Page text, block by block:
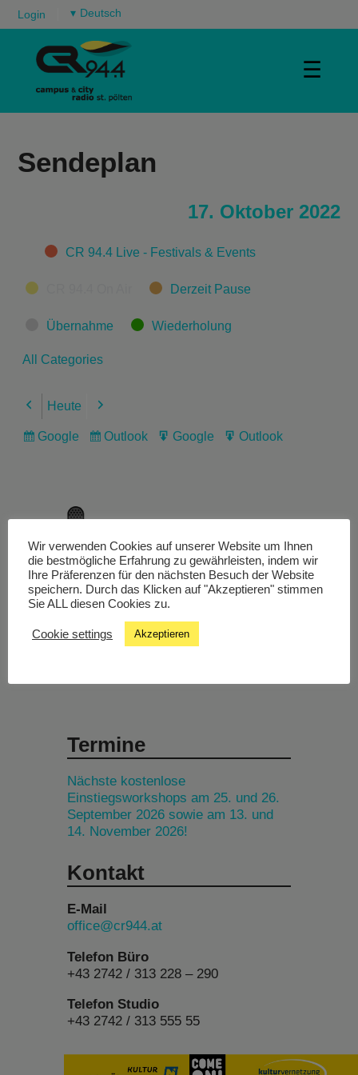
Login ▾
☰
Sendeplan
17. Oktober 2022
CategoriesCR 94.4 Live - Festivals & Events
Derzeit Pause
Übernahme Wiederholung
All Categories
Previous
Heute Next
Subscribe
Google
Subscribe
Outlook
Export
Google
Export
Outlook
Livestream
Studiochat
Termine
Nächste kostenlose
Einstiegsworkshops am 25. und 26.
September 2026 sowie am 13. und
14. November 2026!
Kontakt
E-Mail
office@cr944.at
Telefon Büro
+43 2742 / 313 228 – 290
Telefon Studio
+43 2742 / 313 555 55
Wir verwenden Cookies auf unserer Website um Ihnen
die bestmögliche Erfahrung zu gewährleisten, indem wir
Ihre Präferenzen für den nächsten Besuch der Website
speichern. Durch das Klicken auf "Akzeptieren" stimmen
Sie ALL diesen Cookies zu.
Cookie settings Akzeptieren